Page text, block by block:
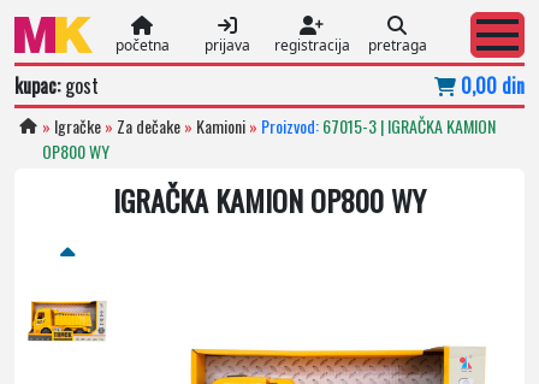
početna prijava registracija pretraga
kupac:gost 0,00 din
» Igračke» Za dečake» Kamioni» Proizvod:67015-3 | IGRAČKA KAMION
OP800 WY
IGRAČKA KAMION OP800 WY